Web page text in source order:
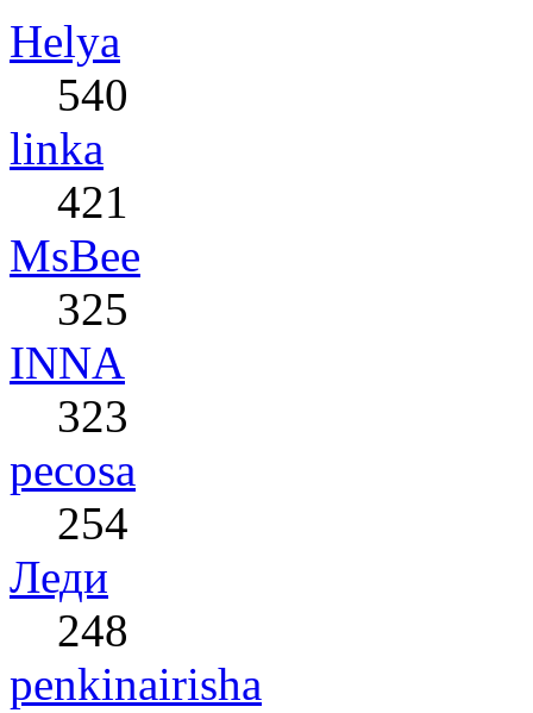
Helya
540
linka
421
MsBee
325
INNA
323
pecosa
254
Леди
248
penkinairisha